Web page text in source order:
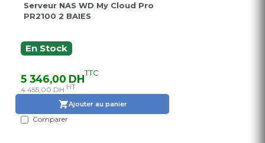
Serveur NAS WD My Cloud Pro
PR2100 2 BAIES
En Stock
5 346,00 DHTTC
4 455,00 DH HT
Ajouter au panier
Comparer